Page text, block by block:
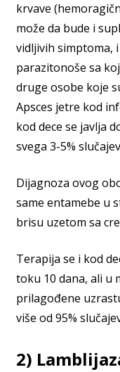
krvave
može da bude i
vidljivih simptoma,
parazitonoše sa
druge osobe koje
Apsces jetre kod
kod dece se javlja
svega 3-5%
Dijagnoza ovog
same entamebe u
brisu uzetom sa
Terapija se i kod
toku 10 dana, ali u
prilagođene
više od 95%
2)